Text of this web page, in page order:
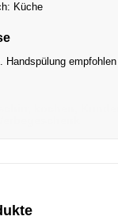
Küche
Handspülung